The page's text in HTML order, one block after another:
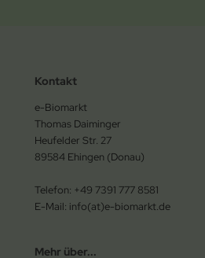
Kontakt
e-Biomarkt
Thomas Daiminger
Heufelder Str. 27
89584 Ehingen (Donau)
Telefon: +49 7391 777 8581
E-Mail: info(at)e-biomarkt.de
Mehr über...